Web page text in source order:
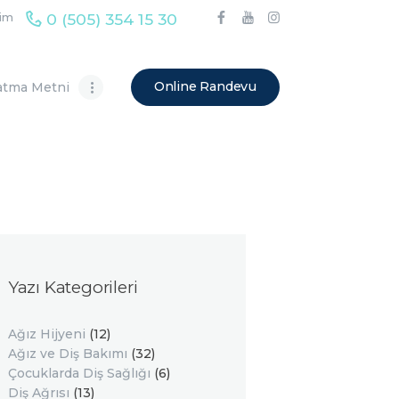
0 (505) 354 15 30
Metni Online Randevu
Yazı Kategorileri
Ağız Hijyeni (12)
Ağız ve Diş Bakımı (32)
Çocuklarda Diş Sağlığı (6)
Diş Ağrısı (13)